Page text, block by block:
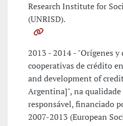
Research Institute for
(UNRISD).
2013 - 2014 - "Orígenes y
cooperativas de crédito
and development of
Argentina]", na
responsável, financiado
2007-2013 (European